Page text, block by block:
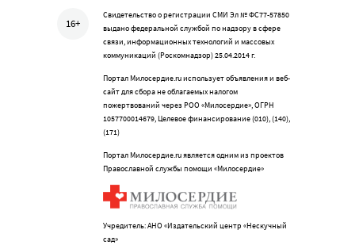
16+
Свидетельство о регистрации СМИ Эл № ФС77-57850
выдано федеральной службой по надзору в сфере
связи, информационных технологий и массовых
коммуникаций (Роскомнадзор) 25.04.2014 г.
Портал Милосердие.ru использует объявления и веб-
сайт для сбора не облагаемых налогом
пожертвований через РОО «Милосердие», ОГРН
1057700014679, Целевое финансирование (010), (140),
(171)
Портал Милосердие.ru является одним из проектов
Православной службы помощи «Милосердие»
Учредитель: АНО «Издательский центр «Нескучный
сад»